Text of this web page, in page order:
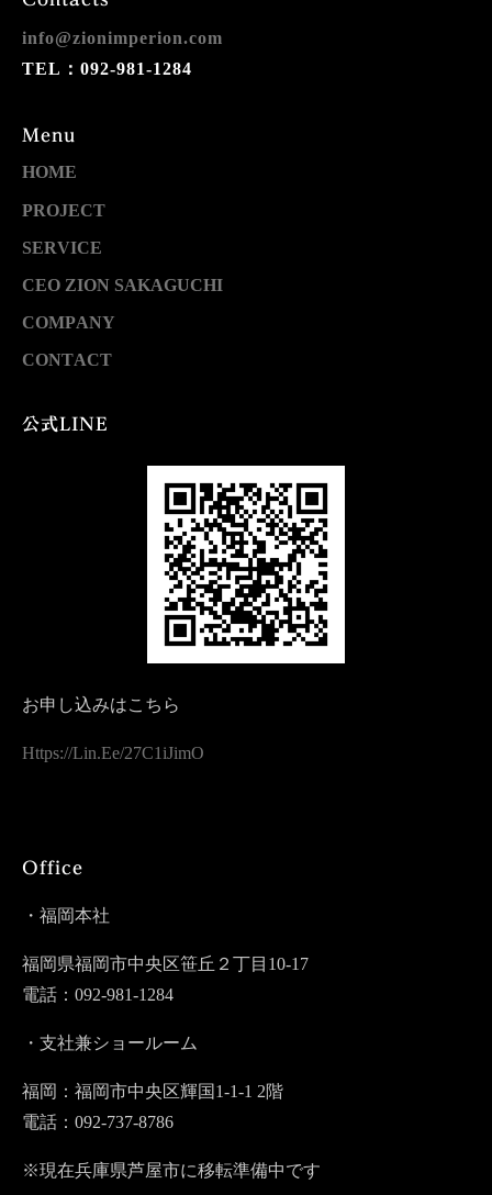
info@zionimperion.com
TEL：092-981-1284
Menu
HOME
PROJECT
SERVICE
CEO ZION SAKAGUCHI
COMPANY
CONTACT
公式LINE
お申し込みはこちら
Https://lin.ee/27C1iJimO
Office
・福岡本社
福岡県福岡市中央区笹丘２丁目10-17
電話：092-981-1284
・支社兼ショールーム
福岡：福岡市中央区輝国1-1-1 2階
電話：092-737-8786
※現在兵庫県芦屋市に移転準備中です